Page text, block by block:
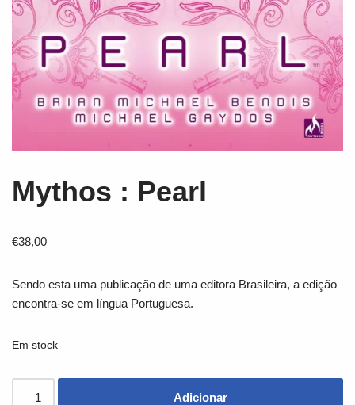
Mythos : Pearl
€38,00
Sendo esta uma publicação de uma editora Brasileira, a edição
encontra-se em língua Portuguesa.
Em stock
Adicionar